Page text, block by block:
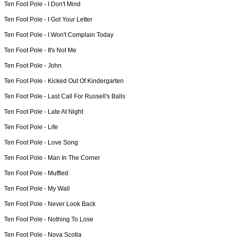
Ten Foot Pole - I Don't Mind
Ten Foot Pole - I Got Your Letter
Ten Foot Pole - I Won't Complain Today
Ten Foot Pole - It's Not Me
Ten Foot Pole - John
Ten Foot Pole - Kicked Out Of Kindergarten
Ten Foot Pole - Last Call For Russell's Balls
Ten Foot Pole - Late At Night
Ten Foot Pole - Life
Ten Foot Pole - Love Song
Ten Foot Pole - Man In The Corner
Ten Foot Pole - Muffled
Ten Foot Pole - My Wall
Ten Foot Pole - Never Look Back
Ten Foot Pole - Nothing To Lose
Ten Foot Pole - Nova Scotia